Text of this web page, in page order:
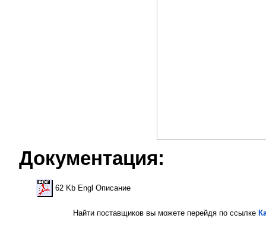
Документация:
62 Kb Engl Описание
Найти поставщиков вы можете перейдя по ссылке